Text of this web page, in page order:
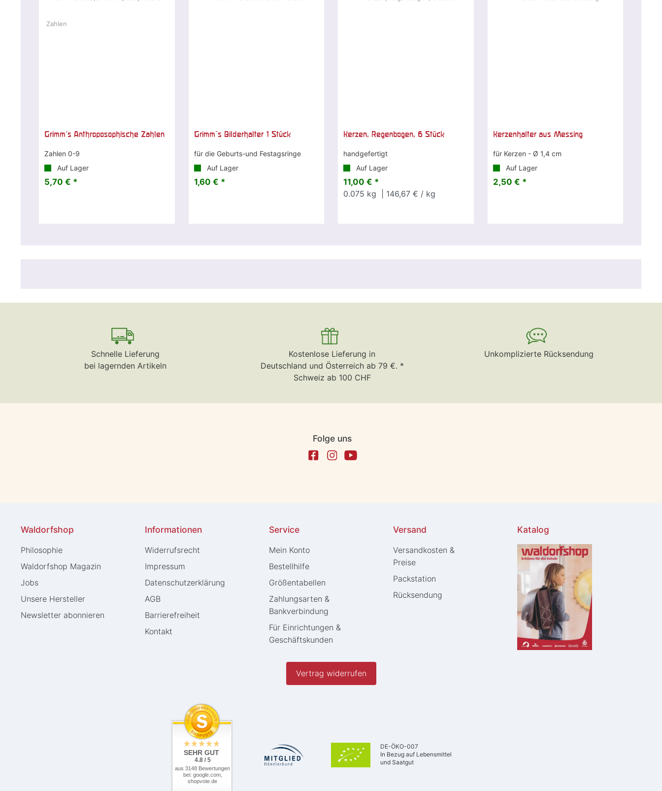
Grimm's Anthroposophische Zahlen
Zahlen 0-9
Auf Lager
5,70 € *
Grimm`s Bilderhalter 1 Stück
für die Geburts-und Festagsringe
Auf Lager
1,60 € *
Kerzen, Regenbogen, 6 Stück
handgefertigt
Auf Lager
11,00 € *
0.075 kg | 146,67 € / kg
Kerzenhalter aus Messing
für Kerzen - Ø 1,4 cm
Auf Lager
2,50 € *
Schnelle Lieferung
bei lagernden Artikeln
Kostenlose Lieferung in
Deutschland und Österreich ab 79 €. *
Schweiz ab 100 CHF
Unkomplizierte Rücksendung
Folge uns
Waldorfshop
Philosophie
Waldorfshop Magazin
Jobs
Unsere Hersteller
Newsletter abonnieren
Informationen
Widerrufs­recht
Impressum
Daten­schutz­erklärung
AGB
Barrierefreiheit
Kontakt
Service
Mein Konto
Bestellhilfe
Größentabellen
Zahlungsarten &
Bankverbindung
Für Einrichtungen &
Geschäftskunden
Versand
Versandkosten &
Preise
Packstation
Rücksendung
Katalog
Vertrag widerrufen
SEHR GUT
4.8 / 5
aus 3148 Bewertungen
bei: google.com,
shopvote.de
DE-ÖKO-007
In Bezug auf Lebensmittel
und Saatgut